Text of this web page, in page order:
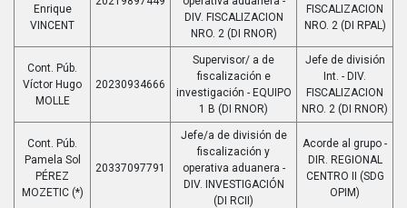
Enrique
VINCENT
DIV. FISCALIZACION
NRO. 2 (DI RNOR)
FISCALIZACION
NRO. 2 (DI RPAL)
Cont. Púb.
Víctor Hugo
MOLLE
20230934666
Supervisor/ a de
fiscalización e
investigación - EQUIPO
1 B (DI RNOR)
Jefe de división
Int. - DIV.
FISCALIZACION
NRO. 2 (DI RNOR)
Cont. Púb.
Pamela Sol
PÉREZ
MOZETIC (*)
20337097791
Jefe/a de división de
fiscalización y
operativa aduanera -
DIV. INVESTIGACIÓN
(DI RCII)
Acorde al grupo -
DIR. REGIONAL
CENTRO II (SDG
OPIM)